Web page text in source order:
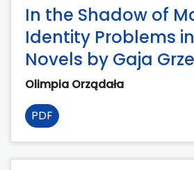
In the Shadow of
Identity Problems
Novels by Gaja
Olimpia Orządała
PDF